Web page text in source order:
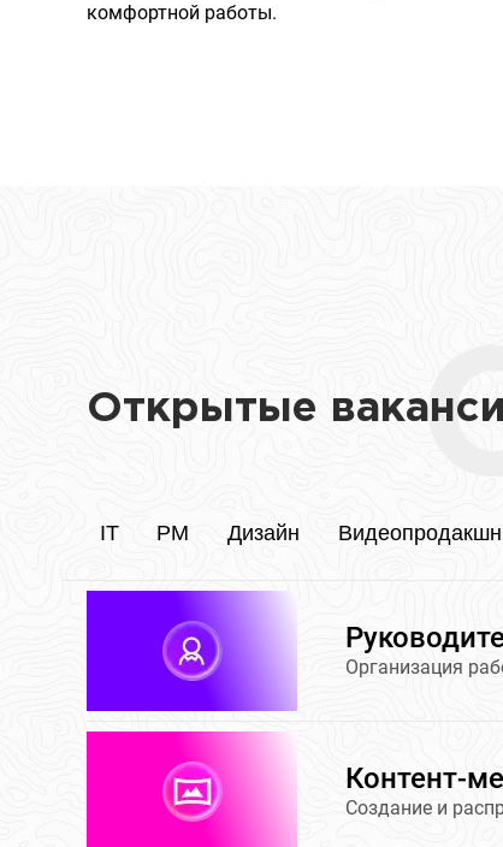
комфортной работы.
Открытые
IT PM Дизайн Видеопродакшн
Организация
Контент-
Создание и